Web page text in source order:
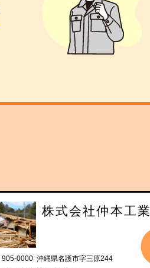
株式会社仲本工業
905-0000 沖縄県名護市字三原244